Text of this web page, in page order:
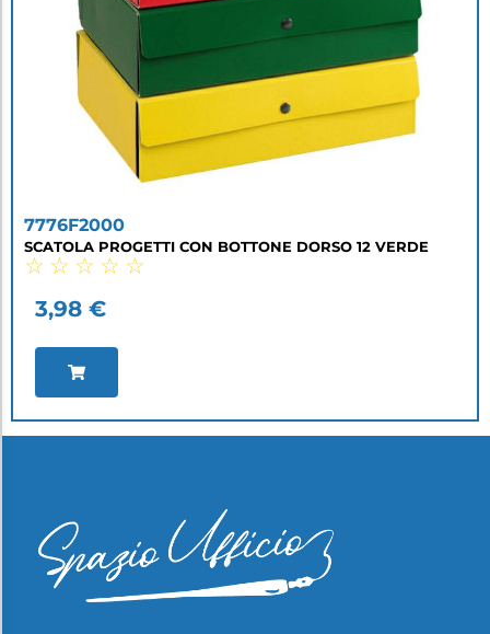
7776F2000
SCATOLA PROGETTI CON BOTTONE DORSO 12 VERDE
☆ ☆ ☆ ☆ ☆
3,98 €